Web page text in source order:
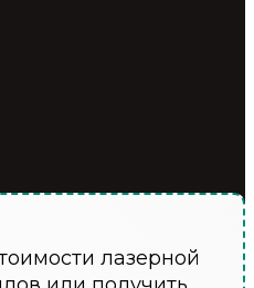
лазерной